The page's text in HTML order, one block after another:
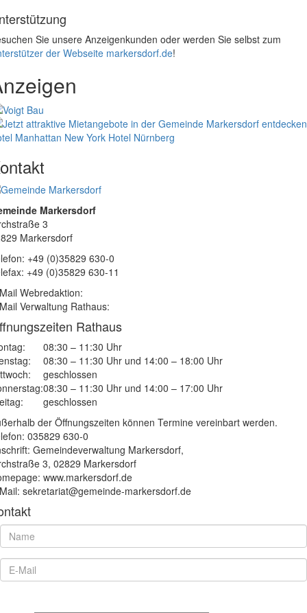
Sie unsere Anzeigenkunden oder werden Sie selbst zum
der Webseite markersdorf.de!
Manhattan New York Hotel Nürnberg
Markersdorf
3
Markersdorf
+49 (0)35829 630-0
+49 (0)35829 630-11
Webredaktion:
Verwaltung Rathaus:
Rathaus
08:30 – 11:30 Uhr
08:30 – 11:30 Uhr und 14:00 – 18:00 Uhr
geschlossen
08:30 – 11:30 Uhr und 14:00 – 17:00 Uhr
geschlossen
der Öffnungszeiten können Termine vereinbart werden.
035829 630-0
Gemeindeverwaltung Markersdorf,
3, 02829 Markersdorf
www.markersdorf.de
sekretariat@gemeinde-markersdorf.de